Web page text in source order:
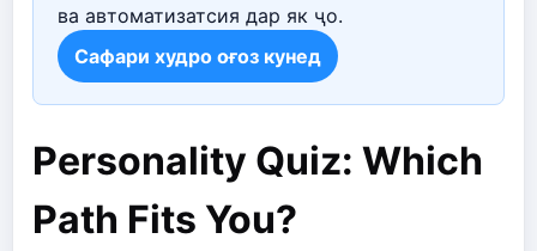
ва автоматизатсия дар як ҷо.
Сафари худро оғоз кунед
Personality Quiz: Which
Path Fits You?